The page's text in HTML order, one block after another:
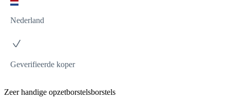
Nederland
Geverifieerde koper
Zeer handige opzetborstelsborstels